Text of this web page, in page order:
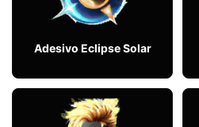
Adesivo Eclipse Solar